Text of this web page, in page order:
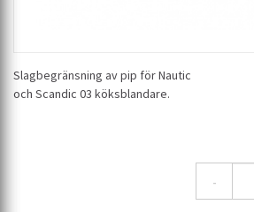
Slagbegränsning av pip för Nautic
och Scandic 03 köksblandare.
-